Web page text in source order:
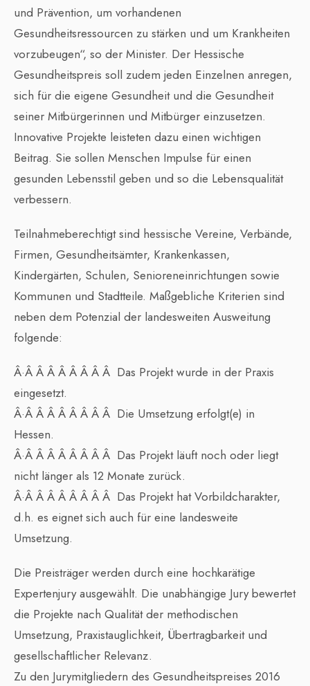
und Prävention, um vorhandenen
Gesundheitsressourcen zu stärken und um Krankheiten
vorzubeugen“, so der Minister. Der Hessische
Gesundheitspreis soll zudem jeden Einzelnen anregen,
sich für die eigene Gesundheit und die Gesundheit
seiner Mitbürgerinnen und Mitbürger einzusetzen.
Innovative Projekte leisteten dazu einen wichtigen
Beitrag. Sie sollen Menschen Impulse für einen
gesunden Lebensstil geben und so die Lebensqualität
verbessern.
Teilnahmeberechtigt sind hessische Vereine, Verbände,
Firmen, Gesundheitsämter, Krankenkassen,
Kindergärten, Schulen, Senioreneinrichtungen sowie
Kommunen und Stadtteile. Maßgebliche Kriterien sind
neben dem Potenzial der landesweiten Ausweitung
folgende:
Â·Â Â Â Â Â Â Â Â Das Projekt wurde in der Praxis
eingesetzt.
Â·Â Â Â Â Â Â Â Â Die Umsetzung erfolgt(e) in
Hessen.
Â·Â Â Â Â Â Â Â Â Das Projekt läuft noch oder liegt
nicht länger als 12 Monate zurück.
Â·Â Â Â Â Â Â Â Â Das Projekt hat Vorbildcharakter,
d.h. es eignet sich auch für eine landesweite
Umsetzung.
Die Preisträger werden durch eine hochkarätige
Expertenjury ausgewählt. Die unabhängige Jury bewertet
die Projekte nach Qualität der methodischen
Umsetzung, Praxistauglichkeit, Übertragbarkeit und
gesellschaftlicher Relevanz.
Zu den Jurymitgliedern des Gesundheitspreises 2016